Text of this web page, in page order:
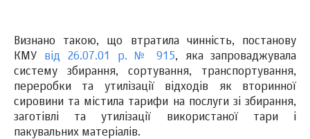
Визнано такою, що втратила чинність, постанову
КМУ від 26.07.01 р. № 915, яка запроваджувала
систему збирання, сортування, транспортування,
переробки та утилізації відходів як вторинної
сировини та містила тарифи на послуги зі збирання,
заготівлі та утилізації використаної тари і
пакувальних матеріалів.